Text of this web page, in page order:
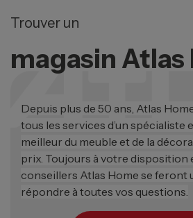
Trouver un
magasin Atlas
Depuis plus de 50 ans, Atlas
tous les services d’un spécialiste
meilleur du meuble et de la
prix. Toujours à votre disposition
conseillers Atlas Home se feront
répondre à toutes vos questions.